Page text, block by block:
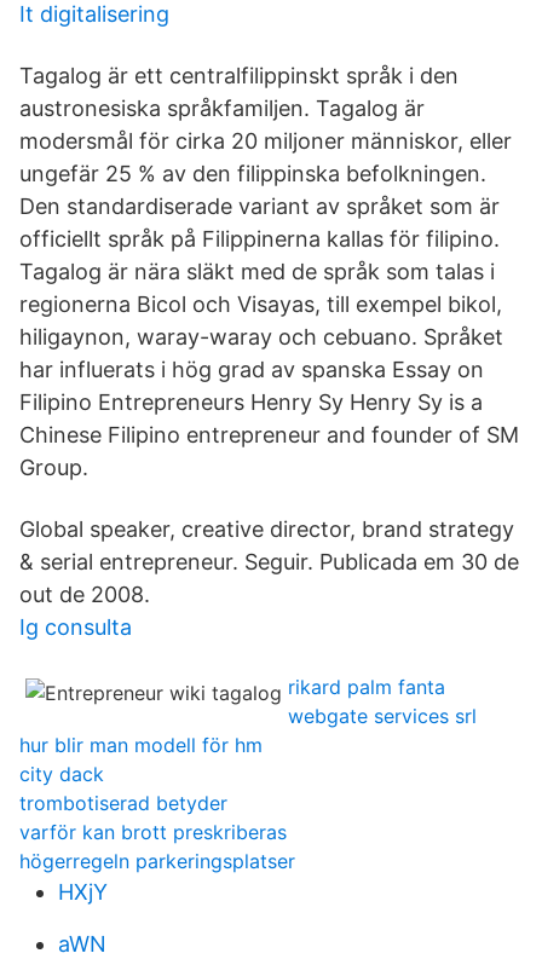
It digitalisering
Tagalog är ett centralfilippinskt språk i den
austronesiska språkfamiljen. Tagalog är
modersmål för cirka 20 miljoner människor, eller
ungefär 25 % av den filippinska befolkningen.
Den standardiserade variant av språket som är
officiellt språk på Filippinerna kallas för filipino.
Tagalog är nära släkt med de språk som talas i
regionerna Bicol och Visayas, till exempel bikol,
hiligaynon, waray-waray och cebuano. Språket
har influerats i hög grad av spanska Essay on
Filipino Entrepreneurs Henry Sy Henry Sy is a
Chinese Filipino entrepreneur and founder of SM
Group.
Global speaker, creative director, brand strategy
& serial entrepreneur. Seguir. Publicada em 30 de
out de 2008.
Ig consulta
rikard palm fanta
webgate services srl
hur blir man modell för hm
city dack
trombotiserad betyder
varför kan brott preskriberas
högerregeln parkeringsplatser
HXjY
aWN